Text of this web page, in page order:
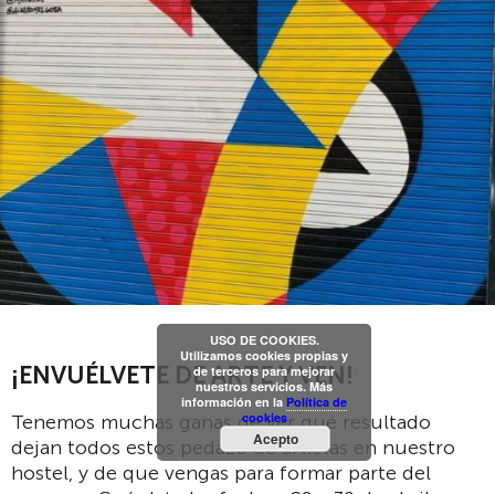
¡ENVUÉLVETE DE ARTE Y VEN!
Tenemos muchas ganas de ver qué resultado
dejan todos estos pedazo de artistas en nuestro
hostel, y de que vengas para formar parte del
USO DE COOKIES.
Utilizamos cookies propias y
de terceros para mejorar
nuestros servicios. Más
información en la Política de
cookies
Acepto